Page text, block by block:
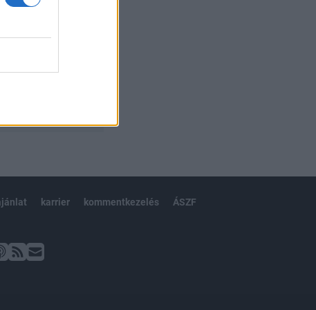
karrier kommentkezelés ÁSZF